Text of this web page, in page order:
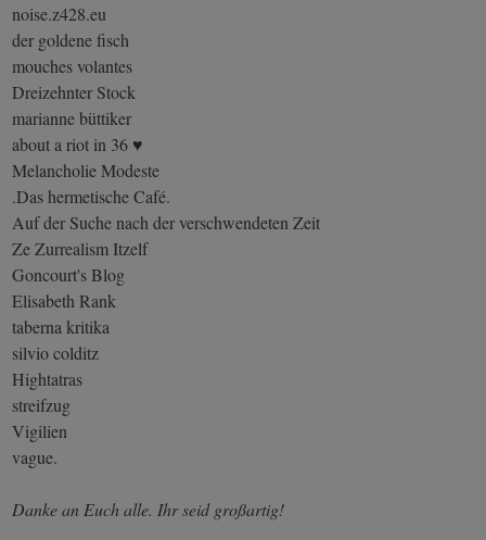
noise.z428.eu
der goldene fisch
mouches volantes
Dreizehnter Stock
marianne büttiker
about a riot in 36 ♥
Melancholie Modeste
.Das hermetische Café.
Auf der Suche nach der verschwendeten Zeit
Ze Zurrealism Itzelf
Goncourt's Blog
Elisabeth Rank
taberna kritika
silvio colditz
Hightatras
streifzug
Vigilien
vague.
Danke an Euch alle. Ihr seid großartig!